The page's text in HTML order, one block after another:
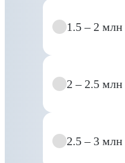
1.5 – 2 млн
2 – 2.5 млн
2.5 – 3 млн